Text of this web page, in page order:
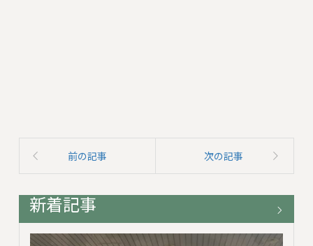
前の記事 次の記事
新着記事